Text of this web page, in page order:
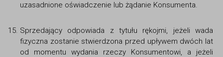
uzasadnione oświadczenie lub żądanie Konsumenta.
Sprzedający odpowiada z tytułu rękojmi, jeżeli wada
fizyczna zostanie stwierdzona przed upływem dwóch lat
od momentu wydania rzeczy Konsumentowi, a jeżeli